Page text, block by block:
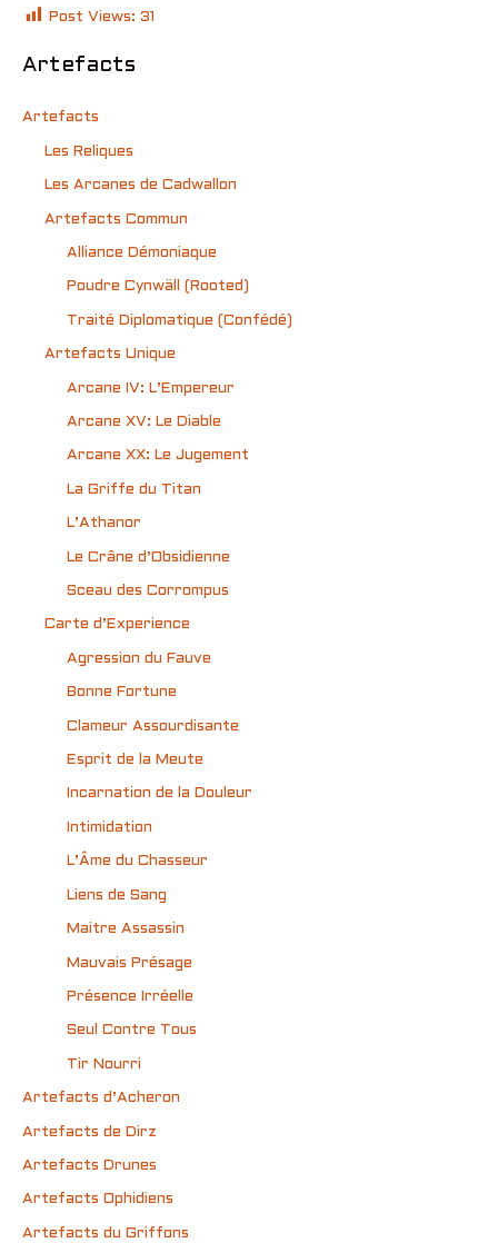
Post Views: 31
Artefacts
Artefacts
Les Reliques
Les Arcanes de Cadwallon
Artefacts Commun
Alliance Démoniaque
Poudre Cynwäll (Rooted)
Traité Diplomatique (Confédé)
Artefacts Unique
Arcane IV: L’Empereur
Arcane XV: Le Diable
Arcane XX: Le Jugement
La Griffe du Titan
L’Athanor
Le Crâne d’Obsidienne
Sceau des Corrompus
Carte d’Experience
Agression du Fauve
Bonne Fortune
Clameur Assourdisante
Esprit de la Meute
Incarnation de la Douleur
Intimidation
L’Âme du Chasseur
Liens de Sang
Maitre Assassin
Mauvais Présage
Présence Irréelle
Seul Contre Tous
Tir Nourri
Artefacts d’Acheron
Artefacts de Dirz
Artefacts Drunes
Artefacts Ophidiens
Artefacts du Griffons